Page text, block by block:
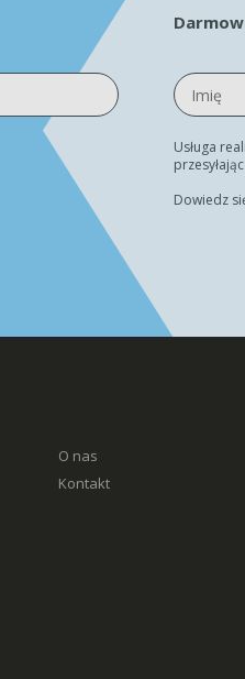
Usługa
Dowiedz
O nas
Kontakt